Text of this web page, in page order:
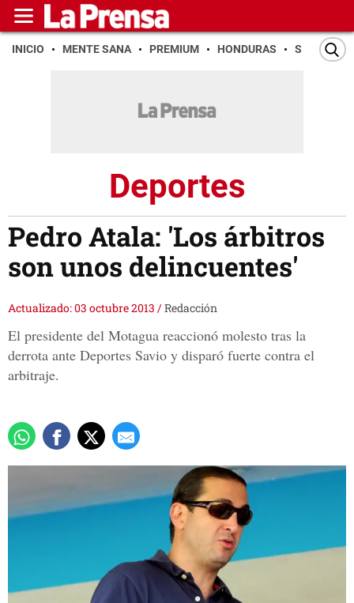
INICIO MENTE SANA PREMIUM HONDURAS SAN PEDRO
Deportes
Pedro Atala: 'Los árbitros
son unos delincuentes'
Actualizado: 03 octubre 2013 /Redacción
El presidente del Motagua reaccionó molesto tras la
derrota ante Deportes Savio y disparó fuerte contra el
arbitraje.